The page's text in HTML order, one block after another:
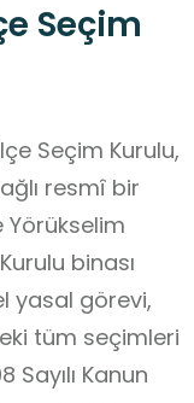
Seçim
Seçim Kurulu,
resmî bir
binası
yasal görevi,
tüm seçimleri
Kanun